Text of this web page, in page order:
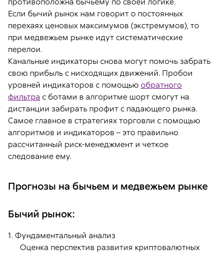
Если бычий рынок нам говорит о постоянных
перехаях ценовых максимумов (экстремумов), то
при медвежьем рынке идут систематические
перелои.
Канальные индикаторы снова могут помочь забрать
свою прибыль с нисходящих движений. Пробои
уровней индикаторов с помощьюобратного
фильтра с ботами в алгоритме шорт смогут на
дистанции забирать профит с падающего рынка.
Самое главное в стратегиях торговли с помощью
алгоритмов и индикаторов – это правильно
рассчитанный риск-менеджмент и четкое
следование ему.
Прогнозы на бычьем и медвежьем рынке
Бычий рынок:
1. Фундаментальный анализ
Оценка перспектив развития криптовалютных